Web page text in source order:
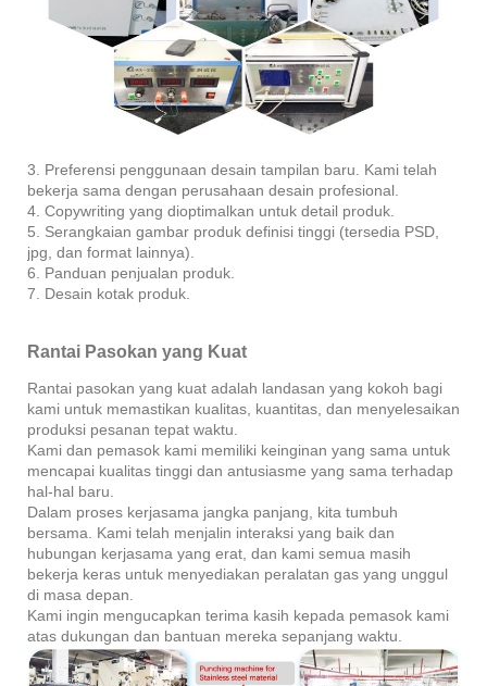
3. Preferensi penggunaan desain tampilan baru. Kami telah
bekerja sama dengan perusahaan desain profesional.
4. Copywriting yang dioptimalkan untuk detail produk.
5. Serangkaian gambar produk definisi tinggi (tersedia PSD,
jpg, dan format lainnya).
6. Panduan penjualan produk.
7. Desain kotak produk.
Rantai Pasokan yang Kuat
Rantai pasokan yang kuat adalah landasan yang kokoh bagi
kami untuk memastikan kualitas, kuantitas, dan menyelesaikan
produksi pesanan tepat waktu.
Kami dan pemasok kami memiliki keinginan yang sama untuk
mencapai kualitas tinggi dan antusiasme yang sama terhadap
hal-hal baru.
Dalam proses kerjasama jangka panjang, kita tumbuh
bersama. Kami telah menjalin interaksi yang baik dan
hubungan kerjasama yang erat, dan kami semua masih
bekerja keras untuk menyediakan peralatan gas yang unggul
di masa depan.
Kami ingin mengucapkan terima kasih kepada pemasok kami
atas dukungan dan bantuan mereka sepanjang waktu.